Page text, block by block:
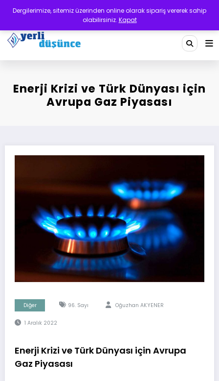
Dergilerimize, sitemiz üzerinden online olarak sipariş vererek sahip
olabilirsiniz. Kapat
Yerli Düşünce Dergisi
Enerji Krizi ve Türk Dünyası için
Avrupa Gaz Piyasası
Diğer 96. Sayı Oğuzhan AKYENER
1 Aralık 2022
Enerji Krizi ve Türk Dünyası için Avrupa
Gaz Piyasası